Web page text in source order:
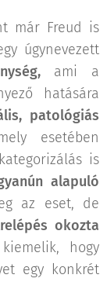
már Freud is
úgynevezett
ami a
hatására
patológiás
esetében
is
alapuló
az eset, de
okozta
hogy
egy konkrét